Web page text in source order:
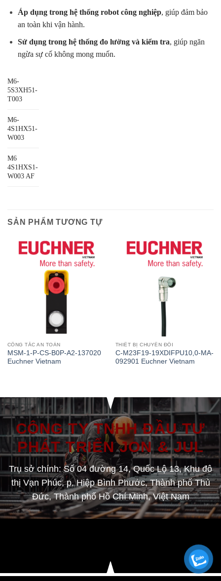
Áp dụng trong hệ thống robot công nghiệp, giúp đảm bảo
an toàn khi vận hành.
Sử dụng trong hệ thống đo lường và kiểm tra, giúp ngăn
ngừa sự cố không mong muốn.
M6-
5S3XH51-
T003
M6-
4S1HX51-
W003
M6
4S1HXS1-
W003 AF
SẢN PHẨM TƯƠNG TỰ
CÔNG TẮC AN TOÀN
MSM-1-P-CS-B0P-A2-137020
Euchner Vietnam
THIẾT BỊ CHUYỂN ĐỔI
C-M23F19-19XDIFPU10,0-MA-
092901 Euchner Vietnam
CÔNG TY TNHH ĐẦU TƯ
PHÁT TRIỂN JON & JUL
Trụ sở chính: Số 04 đường 14, Quốc Lộ 13, Khu đô
thị Vạn Phúc, p. Hiệp Bình Phước, Thành phố Thủ
Đức, Thành phố Hồ Chí Minh, Việt Nam